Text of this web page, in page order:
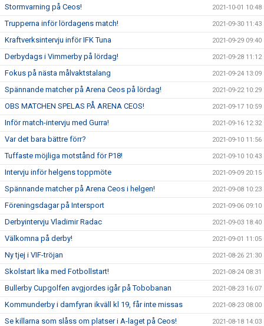
Stormvarning på Ceos! 2021-10-01 10:48
Trupperna inför lördagens match! 2021-09-30 11:43
Kraftverksintervju inför IFK Tuna 2021-09-29 09:40
Derbydags i Vimmerby på lördag! 2021-09-28 11:12
Fokus på nästa målvaktstalang 2021-09-24 13:09
Spännande matcher på Arena Ceos på lördag! 2021-09-22 10:29
OBS MATCHEN SPELAS PÅ ARENA CEOS! 2021-09-17 10:59
Inför match-intervju med Gurra! 2021-09-16 12:32
Var det bara bättre förr? 2021-09-10 11:56
Tuffaste möjliga motstånd för P18! 2021-09-10 10:43
Intervju inför helgens toppmöte 2021-09-09 20:15
Spännande matcher på Arena Ceos i helgen! 2021-09-08 10:23
Föreningsdagar på Intersport 2021-09-06 09:10
Derbyintervju Vladimir Radac 2021-09-03 18:40
Välkomna på derby! 2021-09-01 11:05
Ny tjej i VIF-tröjan 2021-08-26 21:30
Skolstart lika med Fotbollstart! 2021-08-24 08:31
Bullerby Cupgolfen avgjordes igår på Tobobanan 2021-08-23 16:07
Kommunderby i damfyran ikväll kl 19, får inte missas 2021-08-23 08:00
Se killarna som slåss om platser i A-laget på Ceos! 2021-08-18 14:03